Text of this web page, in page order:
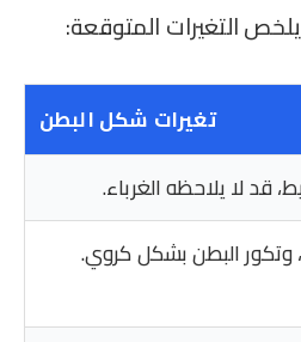
التغيرات المتوقعة:
تغيرات شكل البطن
قد لا يلاحظه الغرباء.
وتكور البطن بشكل كروي.